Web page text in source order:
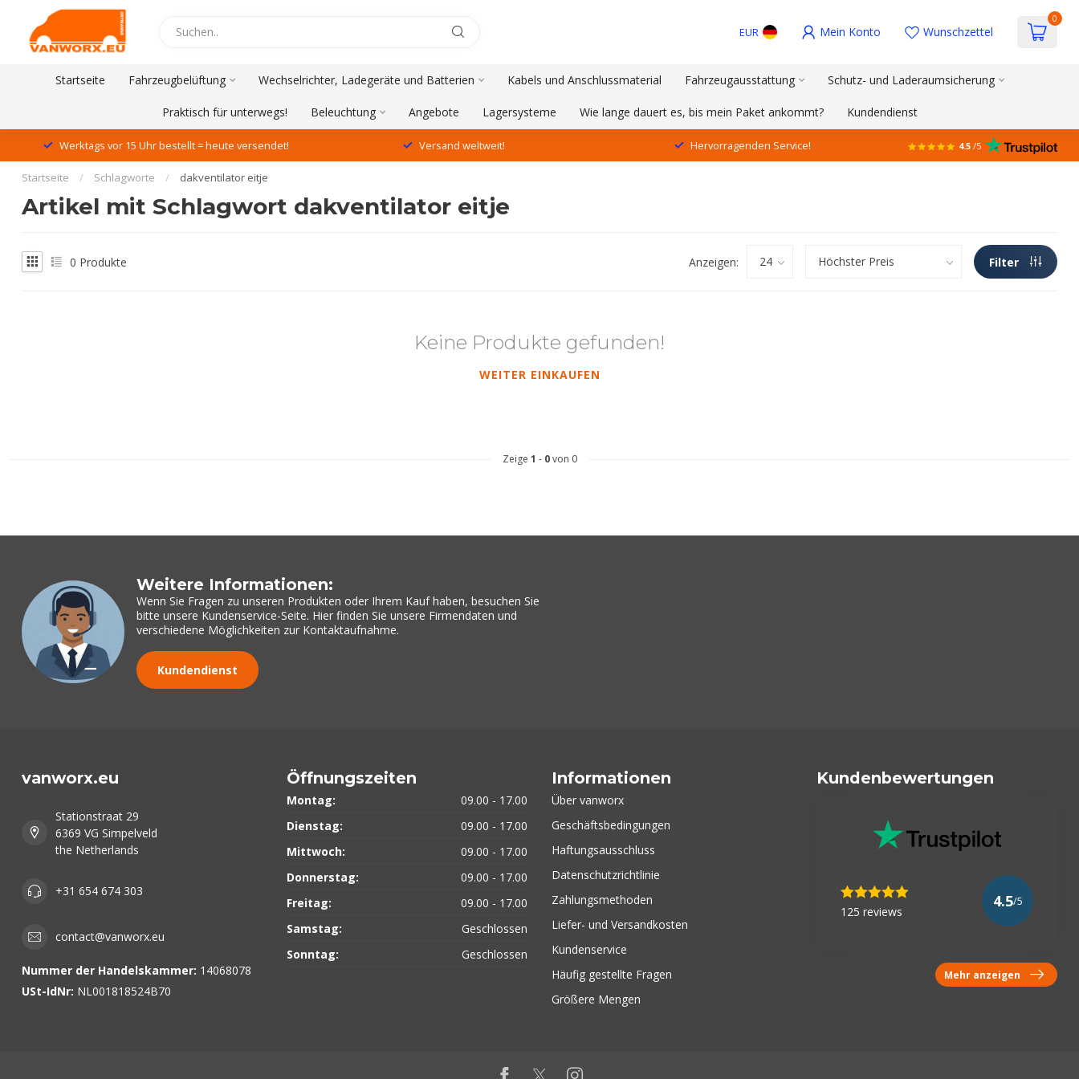
EUR Mein Konto Wunschzettel
0
Startseite Fahrzeugbelüftung Wechselrichter, Ladegeräte und Batterien Kabels und Anschlussmaterial Fahrzeugausstattung Schutz- und Laderaumsicherung
Praktisch für unterwegs! Beleuchtung Angebote Lagersysteme Wie lange dauert es, bis mein Paket ankommt? Kundendienst
Werktags vor 15 Uhr bestellt = heute versendet! Versand weltweit! Hervorragenden Service! 4.5 /5
Startseite / Schlagworte / dakventilator eitje
Artikel mit Schlagwort dakventilator eitje
0 Produkte Anzeigen: Filter
Keine Produkte gefunden!
WEITER EINKAUFEN
Zeige 1 - 0von 0
Weitere Informationen:
Wenn Sie Fragen zu unseren Produkten oder Ihrem Kauf haben, besuchen Sie
bitte unsere Kundenservice-Seite. Hier finden Sie unsere Firmendaten und
verschiedene Möglichkeiten zur Kontaktaufnahme.
Kundendienst
vanworx.eu
Stationstraat 29
6369 VG Simpelveld
the Netherlands
+31 654 674 303
contact@vanworx.eu
Nummer der Handelskammer: 14068078
USt-IdNr: NL001818524B70
Öffnungszeiten
Montag:
09.00 - 17.00
Dienstag:
09.00 - 17.00
Mittwoch:
09.00 - 17.00
Donnerstag:
09.00 - 17.00
Freitag:
09.00 - 17.00
Samstag:
Geschlossen
Sonntag:
Geschlossen
Informationen
Über vanworx
Geschäftsbedingungen
Haftungsausschluss
Datenschutzrichtlinie
Zahlungsmethoden
Liefer- und Versandkosten
Kundenservice
Häufig gestellte Fragen
Größere Mengen
Kundenbewertungen
125 reviews
4.5/5
Mehr anzeigen